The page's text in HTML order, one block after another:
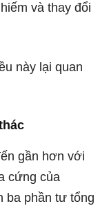
và thay đổi
này lại quan
gần hơn với
cứng của
ba phần tư tổng